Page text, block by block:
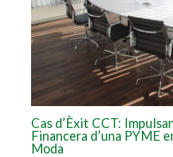
Cas d’Èxit CCT:
Financera d’una PYME
Moda